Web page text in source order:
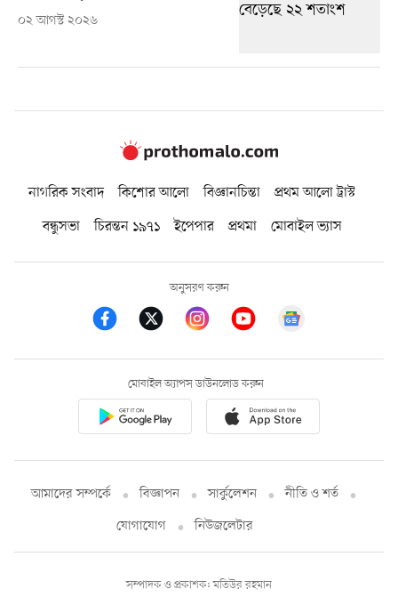
০২ আগস্ট ২০২৬
নাগরিক সংবাদ কিশোর আলো বিজ্ঞানচিন্তা
প্রথম আলো ট্রাস্ট
বন্ধুসভা
চিরন্তন ১৯৭১ ইপেপার প্রথমা মোবাইল ভ্যাস
অনুসরণ করুন
মোবাইল অ্যাপস ডাউনলোড করুন
আমাদের সম্পর্কে বিজ্ঞাপন সার্কুলেশন
নীতি ও শর্ত
যোগাযোগ
নিউজলেটার
সম্পাদক ও প্রকাশক: মতিউর রহমান